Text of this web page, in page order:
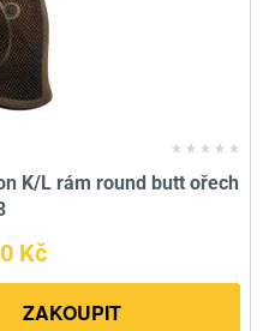
K/L rám round butt ořech
Kč
ZAKOUPIT